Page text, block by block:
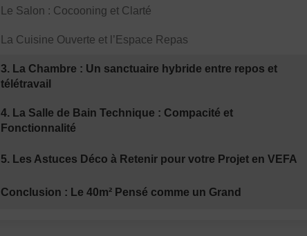
Le Salon : Cocooning et Clarté
La Cuisine Ouverte et l’Espace Repas
3. La Chambre : Un sanctuaire hybride entre repos et
télétravail
4. La Salle de Bain Technique : Compacité et
Fonctionnalité
5. Les Astuces Déco à Retenir pour votre Projet en VEFA
Conclusion : Le 40m² Pensé comme un Grand